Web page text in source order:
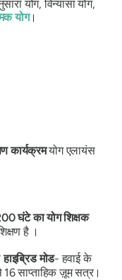
योग, विन्यासा योग,
योग।
कार्यक्रमयोग एलायंस
घंटे का योग शिक्षक
है ।
हाइब्रिड मोड- हवाई के
साप्ताहिक ज़ूम सत्र।